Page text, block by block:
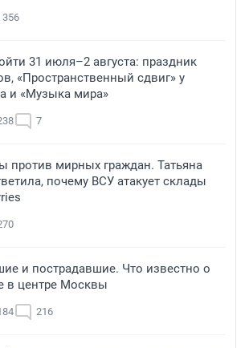
356
31 июля–2 августа: праздник
«Пространственный сдвиг» у
и «Музыка мира»
7
против мирных граждан. Татьяна
почему ВСУ атакует склады
и пострадавшие. Что известно о
в центре Москвы
216